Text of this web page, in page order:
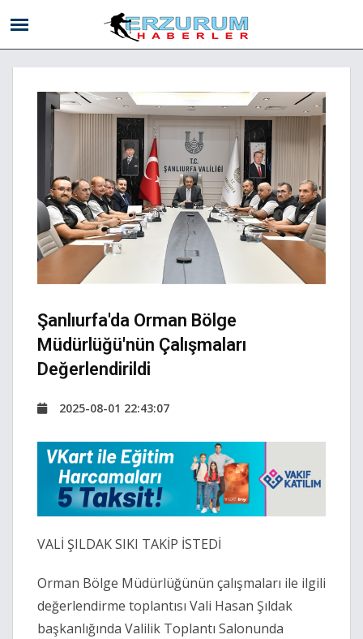
Şanlıurfa'da Orman Bölge
Müdürlüğü'nün Çalışmaları
Değerlendirildi
2025-08-01 22:43:07
VALİ ŞILDAK SIKI TAKİP İSTEDİ
Orman Bölge Müdürlüğünün çalışmaları ile ilgili
değerlendirme toplantısı Vali Hasan Şıldak
başkanlığında Valilik Toplantı Salonunda